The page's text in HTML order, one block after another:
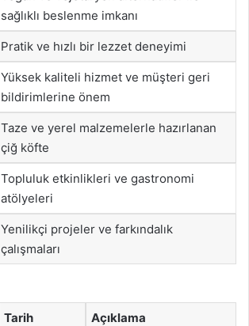
sağlıklı beslenme imkanı
Pratik ve hızlı bir lezzet deneyimi
Yüksek kaliteli hizmet ve müşteri geri
bildirimlerine önem
Taze ve yerel malzemelerle hazırlanan
çiğ köfte
Topluluk etkinlikleri ve gastronomi
atölyeleri
Yenilikçi projeler ve farkındalık
çalışmaları
Tarih Açıklama